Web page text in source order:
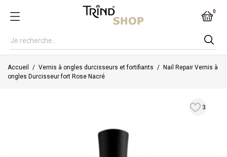
0
Accueil Vernis à ongles durcisseurs et fortifiants
Nail Repair Vernis à
ongles Durcisseur fort Rose Nacré
3